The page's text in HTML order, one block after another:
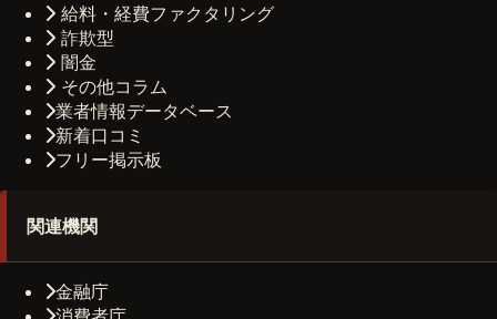
給料・経費ファクタリング
詐欺型
闇金
その他コラム
業者情報データベース
新着口コミ
フリー掲示板
関連機関
金融庁